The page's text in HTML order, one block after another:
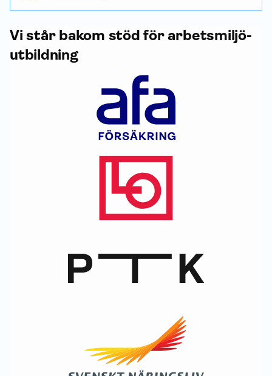
Vi står bakom stöd för arbets­miljö­
utbildning